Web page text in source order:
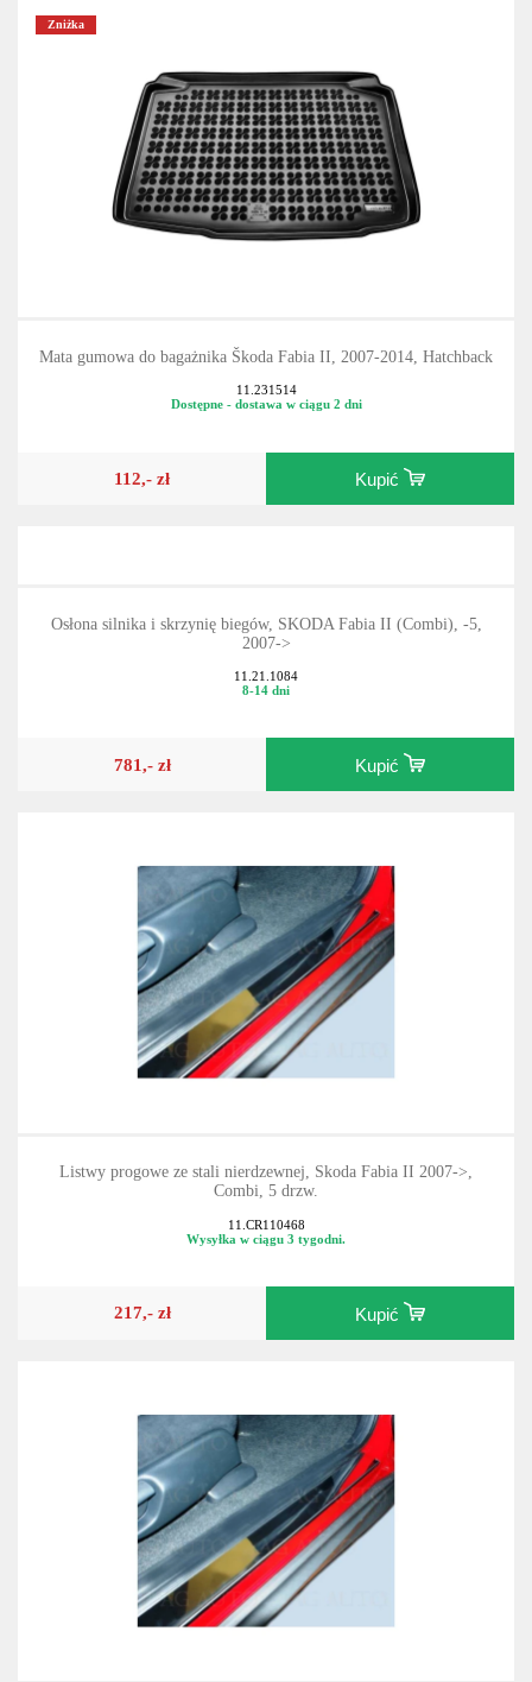
Zniżka
Mata gumowa do bagażnika Škoda Fabia II, 2007-2014, Hatchback
11.231514
Dostępne - dostawa w ciągu 2 dni
112,- zł Kupić
Osłona silnika i skrzynię biegów, SKODA Fabia II (Combi), -5,
2007->
11.21.1084
8-14 dni
781,- zł Kupić
Listwy progowe ze stali nierdzewnej, Skoda Fabia II 2007->,
Combi, 5 drzw.
11.CR110468
Wysyłka w ciągu 3 tygodni.
217,- zł Kupić